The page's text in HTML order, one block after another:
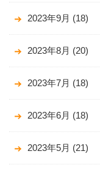
2023年9月 (18)
2023年8月 (20)
2023年7月 (18)
2023年6月 (18)
2023年5月 (21)